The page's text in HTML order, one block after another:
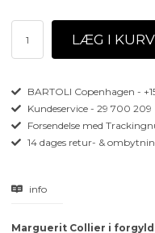
BARTOLI Copenhagen -
Kundeservice - 29 700 209
Forsendelse med
14 dages retur- &
info
Marguerit Collier i